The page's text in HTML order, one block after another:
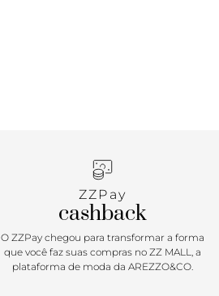
ZZPay
cashback
O ZZPay chegou para transformar a forma
que você faz suas compras no ZZ MALL, a
plataforma de moda da AREZZO&CO.